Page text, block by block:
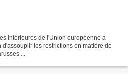
intérieures de l'Union européenne a
les restrictions en matière de
...